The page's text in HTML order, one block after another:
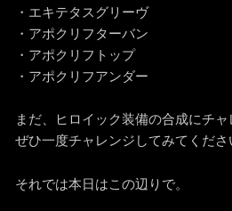
・エキテタスグリーヴ
・アポクリフターバン
・アポクリフトップ
・アポクリフアンダー
まだ、ヒロイック装備の合成にチ
ぜひ一度チャレンジしてみてくださ
それでは本日はこの辺りで。